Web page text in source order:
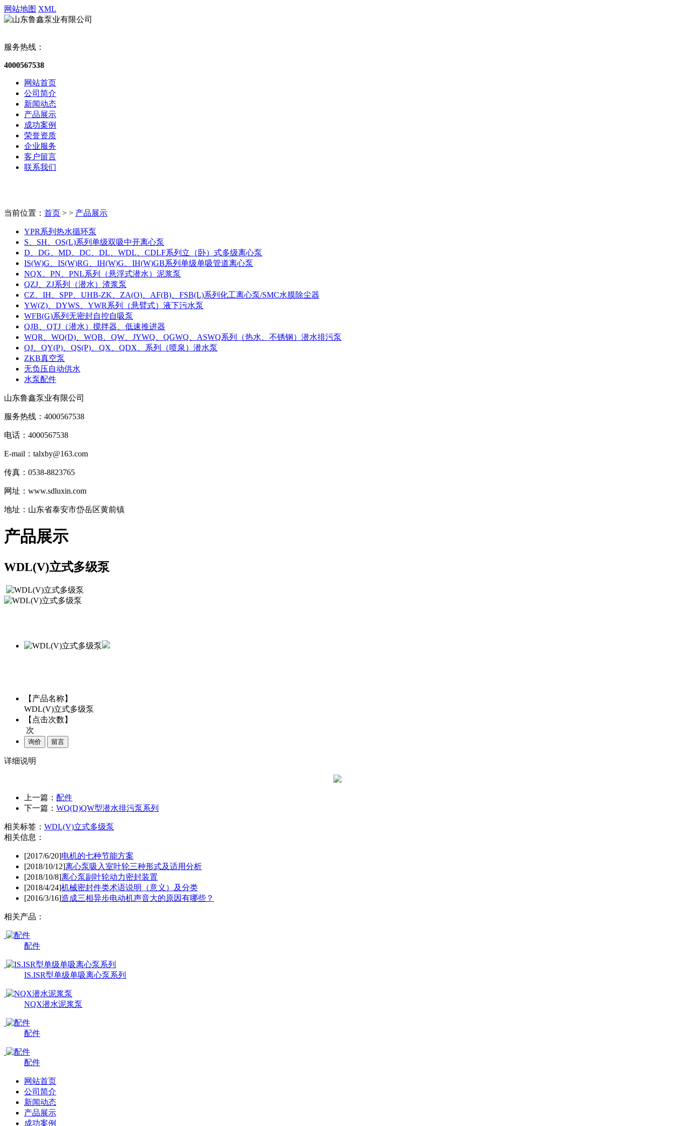
网站地图 XML
服务热线：
4000567538
网站首页
公司简介
新闻动态
产品展示
成功案例
荣誉资质
企业服务
客户留言
联系我们
当前位置： 首页 > > 产品展示
YPR系列热水循环泵
S、SH、OS(L)系列单级双吸中开离心泵
D、DG、MD、DC、DL、WDL、CDLF系列立（卧）式多级离心泵
IS(W)G、IS(W)RG、IH(W)G、IH(W)GB系列单级单吸管道离心泵
NQX、PN、PNL系列（悬浮式潜水）泥浆泵
QZJ、ZJ系列（潜水）渣浆泵
CZ、IH、SPP、UHB-ZK、ZA(O)、AF(B)、FSB(L)系列化工离心泵/SMC水膜除尘器
YW(Z)、DYWS、YWR系列（悬臂式）液下污水泵
WFB(G)系列无密封自控自吸泵
QJB、QTJ（潜水）搅拌器、低速推进器
WQR、WQ(D)、WQB、QW、JYWQ、QGWQ、ASWQ系列（热水、不锈钢）潜水排污泵
QJ、QY(P)、QS(P)、QX、QDX、系列（喷泉）潜水泵
ZKB真空泵
无负压自动供水
水泵配件
山东鲁鑫泵业有限公司
服务热线：4000567538
电话：4000567538
E-mail：talxby@163.com
传真：0538-8823765
网址：www.sdluxin.com
地址：山东省泰安市岱岳区黄前镇
产品展示
WDL(V)立式多级泵
【产品名称】
WDL(V)立式多级泵
【点击次数】
次
询价 留言
详细说明
上一篇： 配件
下一篇： WQ(D)QW型潜水排污泵系列
相关标签： WDL(V)立式多级泵
相关信息：
[2017/6/20]电机的七种节能方案
[2018/10/12]离心泵吸入室叶轮三种形式及适用分析
[2018/10/8]离心泵副叶轮动力密封装置
[2018/4/24]机械密封件类术语说明（意义）及分类
[2016/3/16]造成三相异步电动机声音大的原因有哪些？
相关产品：
配件
IS.ISR型单级单吸离心泵系列
NQX潜水泥浆泵
配件
配件
网站首页
公司简介
新闻动态
产品展示
成功案例